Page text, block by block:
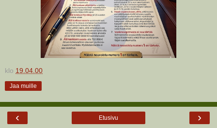
klo 19.04.00
Jaa muille
‹ ›
Etusivu